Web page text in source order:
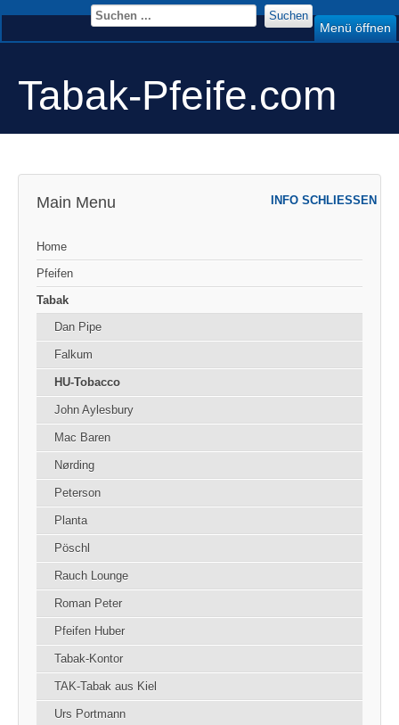
Tabak-Pfeife.com
Suchen
Menü öffnen
Main Menu
Home
Pfeifen
Tabak
Dan Pipe
Falkum
HU-Tobacco
John Aylesbury
Mac Baren
Nørding
Peterson
Planta
Pöschl
Rauch Lounge
Roman Peter
Pfeifen Huber
Tabak-Kontor
TAK-Tabak aus Kiel
Urs Portmann
INFO SCHLIESSEN